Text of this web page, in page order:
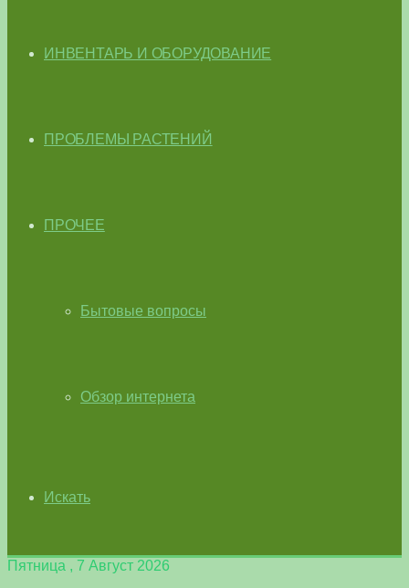
ИНВЕНТАРЬ И ОБОРУДОВАНИЕ
ПРОБЛЕМЫ РАСТЕНИЙ
ПРОЧЕЕ
Бытовые вопросы
Обзор интернета
Искать
Пятница , 7 Август 2026